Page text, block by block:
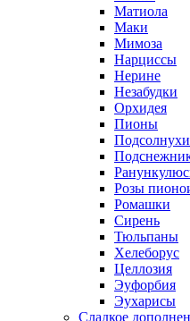
Матиола
Маки
Мимоза
Нарциссы
Нерине
Незабудки
Орхидея
Пионы
Подсолнухи
Розы
Ромашки
Сирень
Тюльпаны
Хелеборус
Целлозия
Эуфорбия
Эухарисы
Сладкое